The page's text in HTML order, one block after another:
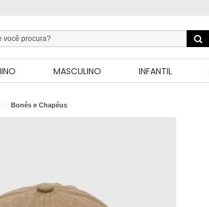
MASCULINO INFANTIL
Bonés e Chapéus